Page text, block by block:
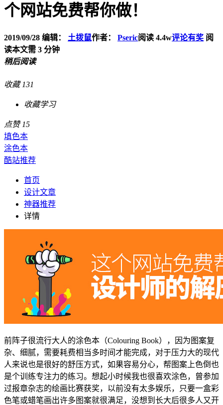
个网站免费帮你做！
2019/09/28 编辑： 土拨鼠作者： Pseric阅读 4.4w评论有奖 阅
读本文需 3 分钟
稍后阅读
收藏 131
干货满满
点赞 15
填色本
涂色本
酷站推荐
首页
设计文章
神器推荐
详情
前阵子很流行大人的涂色本（Colouring Book），因为图案复
杂、细腻，需要耗费相当多时间才能完成，对于压力大的现代
人来说也是很好的舒压方式，如果容易分心，帮图案上色倒也
是个训练专注力的练习。想起小时候我也很喜欢涂色，曾参加
过报章杂志的绘画比赛获奖，以前没有太多娱乐，只要一盒彩
色笔或蜡笔画出许多图案就很满足，没想到长大后很多人又开